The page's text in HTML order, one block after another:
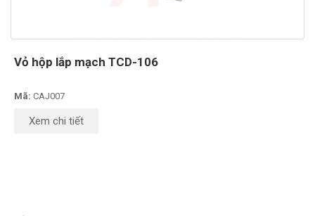
Vỏ hộp lắp mạch TCD-106
Mã: CAJ007
Xem chi tiết